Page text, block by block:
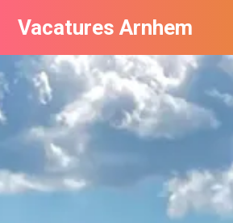
Vacatures Arnhem
Vacatures per bedrijf in Arnhem
Nieuwsbrief feed